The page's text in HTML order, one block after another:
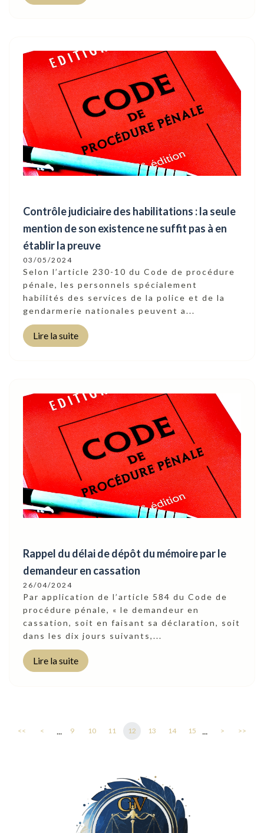
Contrôle judiciaire des habilitations : la seule
mention de son existence ne suffit pas à en
établir la preuve
03/05/2024
Selon l’article 230-10 du Code de procédure
pénale, les personnels spécialement
habilités des services de la police et de la
gendarmerie nationales peuvent a...
Lire la suite
Rappel du délai de dépôt du mémoire par le
demandeur en cassation
26/04/2024
Par application de l’article 584 du Code de
procédure pénale, « le demandeur en
cassation, soit en faisant sa déclaration, soit
dans les dix jours suivants,...
Lire la suite
<< < ... 9 10 11 12 13 14 15 ... > >>